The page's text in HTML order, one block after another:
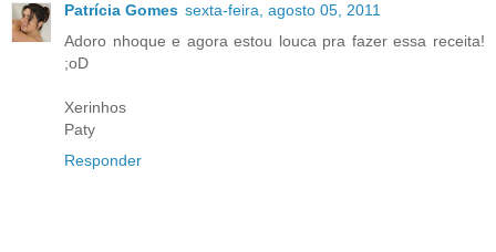
Patrícia Gomes sexta-feira, agosto 05, 2011
Adoro nhoque e agora estou louca pra fazer essa receita!
;oD
Xerinhos
Paty
Responder